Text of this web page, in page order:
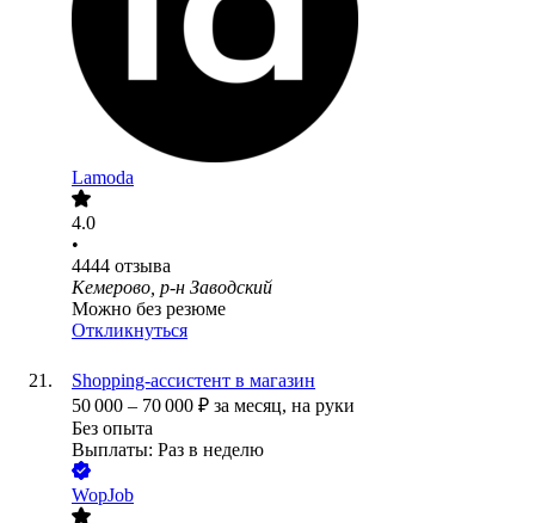
Lamoda
4.0
•
4444 отзыва
Кемерово, р-н Заводский
Можно без резюме
Откликнуться
Shopping-ассистент в магазин
50 000 – 70 000 ₽ за месяц, на руки
Без опыта
Выплаты: Раз в неделю
WopJob